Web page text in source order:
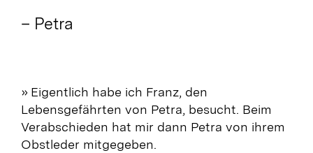
– Petra
» Eigentlich habe ich Franz, den
Lebensgefährten von Petra, besucht. Beim
Verabschieden hat mir dann Petra von ihrem
Obstleder mitgegeben.